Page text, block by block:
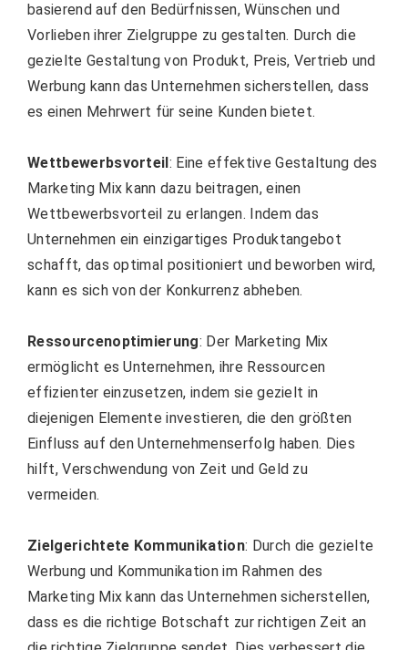
basierend auf den Bedürfnissen, Wünschen und
Vorlieben ihrer Zielgruppe zu gestalten. Durch die
gezielte Gestaltung von Produkt, Preis, Vertrieb und
Werbung kann das Unternehmen sicherstellen, dass
es einen Mehrwert für seine Kunden bietet.
Wettbewerbsvorteil : Eine effektive Gestaltung des
Marketing Mix kann dazu beitragen, einen
Wettbewerbsvorteil zu erlangen. Indem das
Unternehmen ein einzigartiges Produktangebot
schafft, das optimal positioniert und beworben wird,
kann es sich von der Konkurrenz abheben.
Ressourcenoptimierung: Der Marketing Mix
ermöglicht es Unternehmen, ihre Ressourcen
effizienter einzusetzen, indem sie gezielt in
diejenigen Elemente investieren, die den größten
Einfluss auf den Unternehmenserfolg haben. Dies
hilft, Verschwendung von Zeit und Geld zu
vermeiden.
Zielgerichtete Kommunikation: Durch die gezielte
Werbung und Kommunikation im Rahmen des
Marketing Mix kann das Unternehmen sicherstellen,
dass es die richtige Botschaft zur richtigen Zeit an